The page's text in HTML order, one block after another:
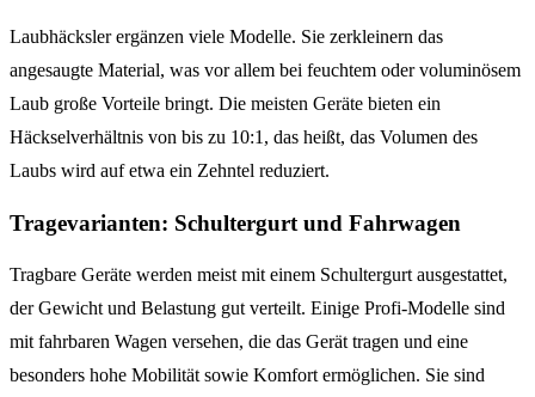
Laubhäcksler ergänzen viele Modelle. Sie zerkleinern das
angesaugte Material, was vor allem bei feuchtem oder voluminösem
Laub große Vorteile bringt. Die meisten Geräte bieten ein
Häckselverhältnis von bis zu 10:1, das heißt, das Volumen des
Laubs wird auf etwa ein Zehntel reduziert.
Tragevarianten: Schultergurt und Fahrwagen
Tragbare Geräte werden meist mit einem Schultergurt ausgestattet,
der Gewicht und Belastung gut verteilt. Einige Profi-Modelle sind
mit fahrbaren Wagen versehen, die das Gerät tragen und eine
besonders hohe Mobilität sowie Komfort ermöglichen. Sie sind